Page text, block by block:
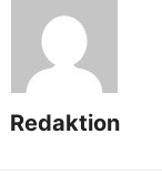
Redaktion